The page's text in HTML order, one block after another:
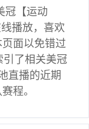
冠 【运动
播放，喜欢
面以免错过
引了相关美冠
直播的近期
程。